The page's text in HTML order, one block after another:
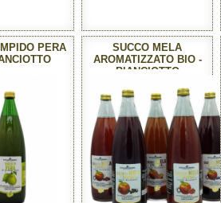
PERA
SUCCO MELA
AROMATIZZATO BIO -
BIANCIOTTO